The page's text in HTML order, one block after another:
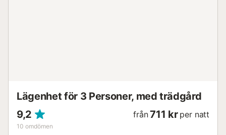
Lägenhet för 3 Personer, med trädgård
9,2
10 omdömen
från 711 kr per natt